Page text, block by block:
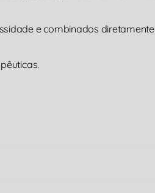
e combinados diretamente